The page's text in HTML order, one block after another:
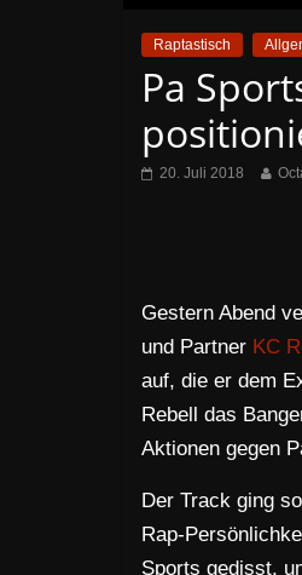
Raptastisch
Pa
20. Juli 2018
Gestern Abend
und Partner KC
auf, die er dem
Rebell das
Aktionen gegen
Der Track ging
Rap-
Sports gedisst,